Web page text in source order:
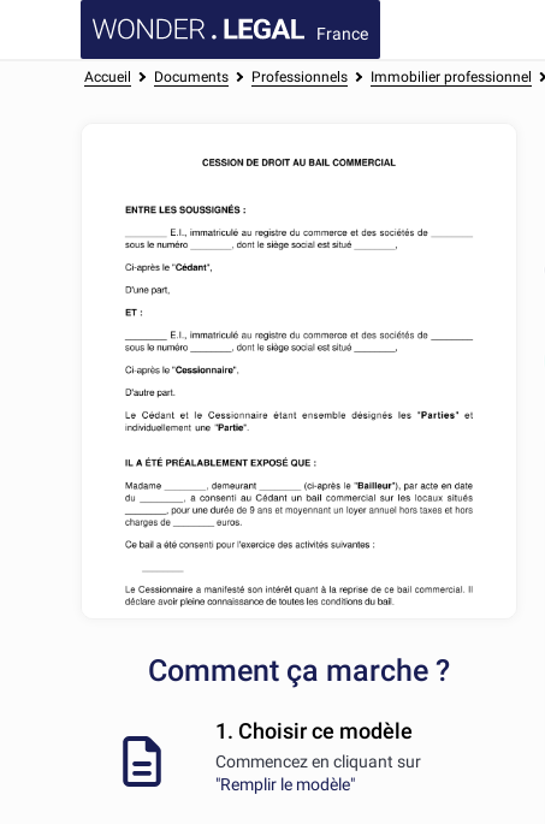
France
Accueil Documents Professionnels Immobilier professionnel
Comment ça marche ?
1. Choisir ce modèle
Commencez en cliquant sur
"Remplir le modèle"